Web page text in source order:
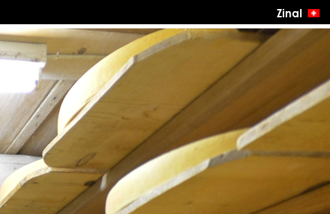
Zinal